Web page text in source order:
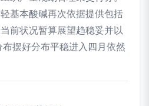
基本酸碱再次依据提供包括
前状况暂算展望趋稳妥并以
摆好分布平稳进入四月依然